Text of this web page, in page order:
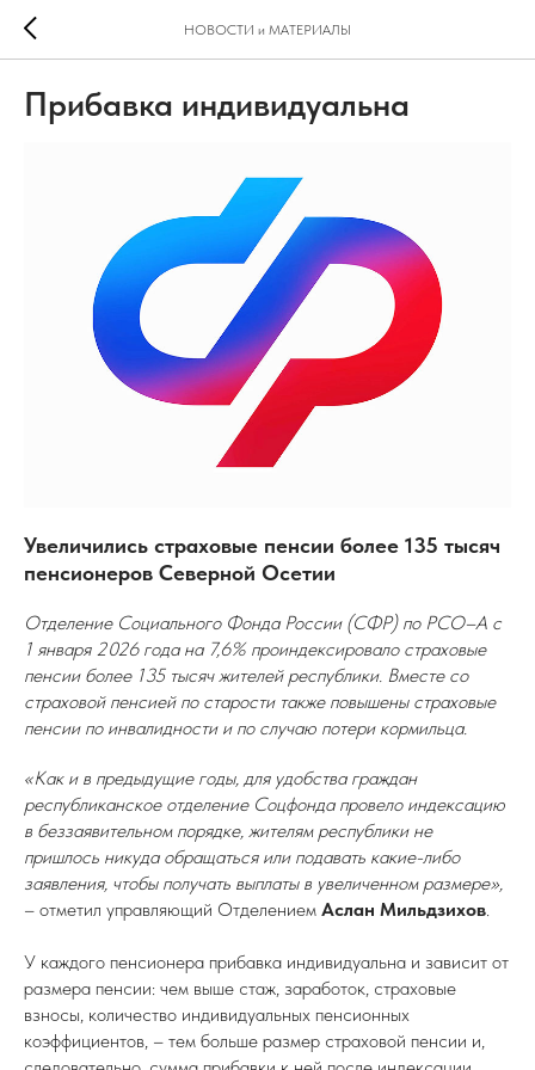
НОВОСТИ и МАТЕРИАЛЫ
Прибавка индивидуальна
Увеличились страховые пенсии более 135 тысяч
пенсионеров Северной Осетии
Отделение Социального Фонда России (СФР) по РСО–А с
1 января 2026 года на 7,6% проиндексировало страховые
пенсии более 135 тысяч жителей республики. Вместе со
страховой пенсией по старости также повышены страховые
пенсии по инвалидности и по случаю потери кормильца.
«Как и в предыдущие годы, для удобства граждан
республиканское отделение Соцфонда провело индексацию
в беззаявительном порядке, жителям республики не
пришлось никуда обращаться или подавать какие-либо
заявления, чтобы получать выплаты в увеличенном размере»,
– отметил управляющий Отделением Аслан Мильдзихов.
У каждого пенсионера прибавка индивидуальна и зависит от
размера пенсии: чем выше стаж, заработок, страховые
взносы, количество индивидуальных пенсионных
коэффициентов, – тем больше размер страховой пенсии и,